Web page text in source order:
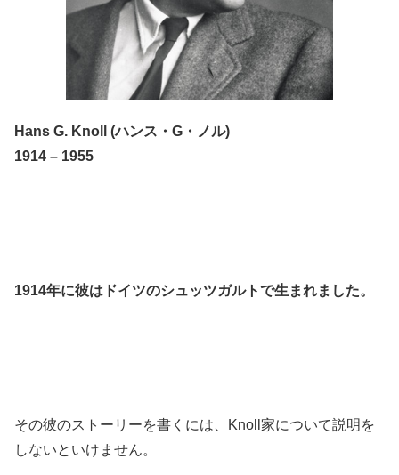
Hans G. Knoll (ハンス・G・ノル)
1914 – 1955
1914年に彼はドイツのシュッツガルトで生まれました。
その彼のストーリーを書くには、Knoll家について説明を
しないといけません。